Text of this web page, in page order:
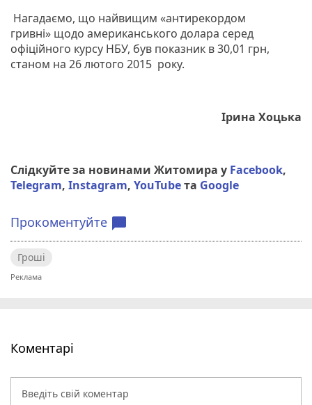
Нагадаємо, що найвищим «антирекордом
гривні» щодо американського долара серед
офіційного курсу НБУ, був показник в 30,01 грн,
станом на 26 лютого 2015 року.
Ірина Хоцька
Слідкуйте за новинами Житомира у Facebook,
Telegram, Instagram, YouTubeта Google
Прокоментуйте chat_bubble
Гроші
Коментарі